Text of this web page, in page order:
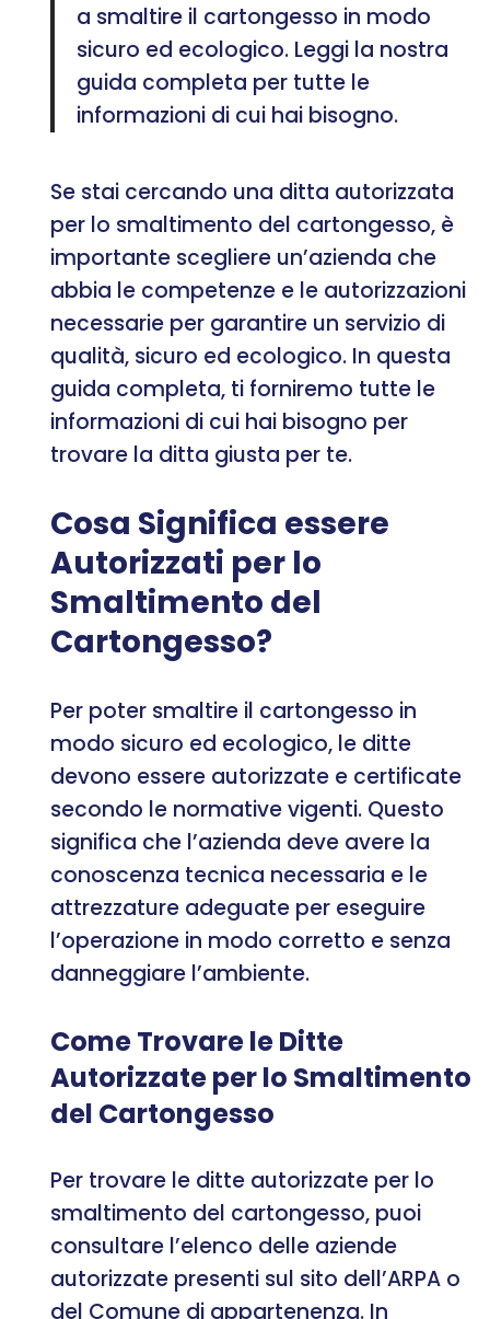
a smaltire il cartongesso in modo
sicuro ed ecologico. Leggi la nostra
guida completa per tutte le
informazioni di cui hai bisogno.
Se stai cercando una ditta autorizzata
per lo smaltimento del cartongesso, è
importante scegliere un’azienda che
abbia le competenze e le autorizzazioni
necessarie per garantire un servizio di
qualità, sicuro ed ecologico. In questa
guida completa, ti forniremo tutte le
informazioni di cui hai bisogno per
trovare la ditta giusta per te.
Cosa Significa essere
Autorizzati per lo
Smaltimento del
Cartongesso?
Per poter smaltire il cartongesso in
modo sicuro ed ecologico, le ditte
devono essere autorizzate e certificate
secondo le normative vigenti. Questo
significa che l’azienda deve avere la
conoscenza tecnica necessaria e le
attrezzature adeguate per eseguire
l’operazione in modo corretto e senza
danneggiare l’ambiente.
Come Trovare le Ditte
Autorizzate per lo Smaltimento
del Cartongesso
Per trovare le ditte autorizzate per lo
smaltimento del cartongesso, puoi
consultare l’elenco delle aziende
autorizzate presenti sul sito dell’ARPA o
del Comune di appartenenza. In